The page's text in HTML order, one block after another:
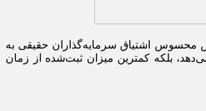
کاهش محسوس اشتیاق سرمایه‌گذاران حقیقی به
بلکه کمترین میزان ثبت‌شده از زمان